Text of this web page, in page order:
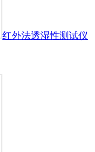
红外法透湿性测试仪